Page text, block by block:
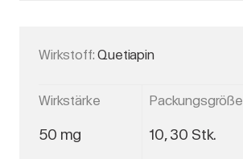
Wirkstoff: Quetiapin
Wirkstärke Packungsgröße
50 mg 10, 30 Stk.